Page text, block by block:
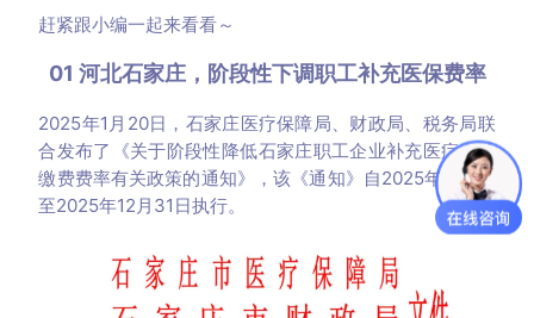
赶紧跟小编一起来看看～
01 河北石家庄，阶段性下调职工补充医保费率
2025年1月20日，石家庄医疗保障局、财政局、税务局联
合发布了《关于阶段性降低石家庄职工企业补充医疗保险
缴费费率有关政策的通知》，该《通知》自2025年1月1日
至2025年12月31日执行。